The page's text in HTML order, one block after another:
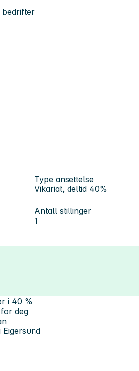
bedrifter
Type ansettelse
Vikariat, deltid 40%
Antall stillinger
1
i 40 %
deg